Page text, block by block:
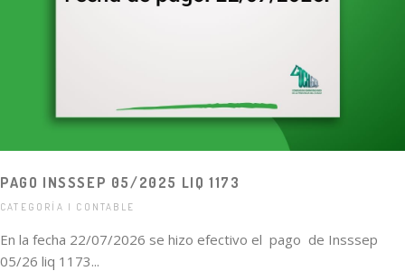
PAGO INSSSEP 05/2025 LIQ 1173
CATEGORÍA | CONTABLE
En la fecha 22/07/2026 se hizo efectivo el pago de Insssep
05/26 liq 1173...